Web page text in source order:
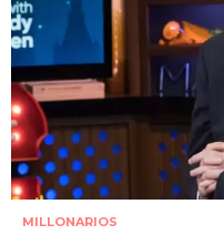
MILLONARIOS